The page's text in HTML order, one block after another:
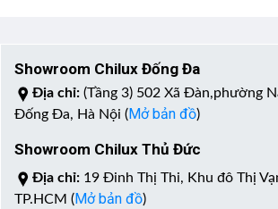
Showroom Chilux Đống Đa
Địa chỉ: (Tầng 3) 502 Xã Đàn,phường
Đống Đa, Hà Nội (Mở bản đồ)
Showroom Chilux Thủ Đức
Địa chỉ: 19 Đinh Thị Thi, Khu đô Thị
TP.HCM (Mở bản đồ)